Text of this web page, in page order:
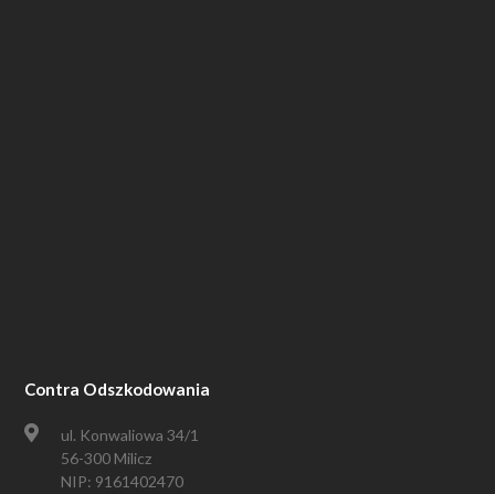
Contra Odszkodowania
ul. Konwaliowa 34/1
56-300 Milicz
NIP: 9161402470